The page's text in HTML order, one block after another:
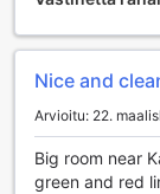
rentoutua
tämä tila
löytää itselleen
kaikille, jotka
matkansa
Nice and
Arvioitu: 22.
Big room near
green and red